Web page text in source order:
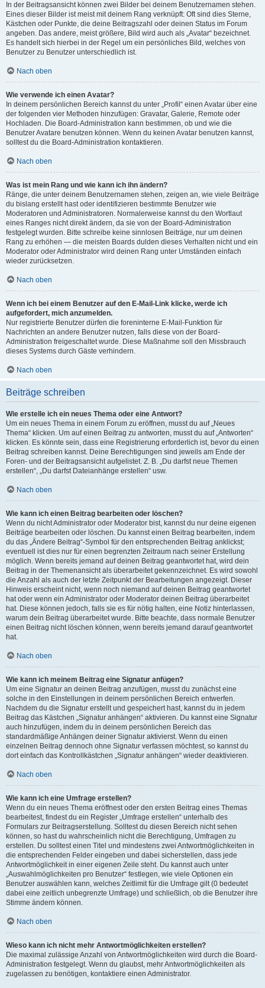
In der Beitragsansicht können zwei Bilder bei deinem Benutzernamen stehen.
Eines dieser Bilder ist meist mit deinem Rang verknüpft: Oft sind dies Sterne,
Kästchen oder Punkte, die deine Beitragszahl oder deinen Status im Forum
angeben. Das andere, meist größere, Bild wird auch als „Avatar“ bezeichnet.
Es handelt sich hierbei in der Regel um ein persönliches Bild, welches von
Benutzer zu Benutzer unterschiedlich ist.
Nach oben
Wie verwende ich einen Avatar?
In deinem persönlichen Bereich kannst du unter „Profil“ einen Avatar über eine
der folgenden vier Methoden hinzufügen: Gravatar, Galerie, Remote oder
Hochladen. Die Board-Administration kann bestimmen, ob und wie die
Benutzer Avatare benutzen können. Wenn du keinen Avatar benutzen kannst,
solltest du die Board-Administration kontaktieren.
Nach oben
Was ist mein Rang und wie kann ich ihn ändern?
Ränge, die unter deinem Benutzernamen stehen, zeigen an, wie viele Beiträge
du bislang erstellt hast oder identifizieren bestimmte Benutzer wie
Moderatoren und Administratoren. Normalerweise kannst du den Wortlaut
eines Ranges nicht direkt ändern, da sie von der Board-Administration
festgelegt wurden. Bitte schreibe keine sinnlosen Beiträge, nur um deinen
Rang zu erhöhen — die meisten Boards dulden dieses Verhalten nicht und ein
Moderator oder Administrator wird deinen Rang unter Umständen einfach
wieder zurücksetzen.
Nach oben
Wenn ich bei einem Benutzer auf den E-Mail-Link klicke, werde ich
aufgefordert, mich anzumelden.
Nur registrierte Benutzer dürfen die foreninterne E-Mail-Funktion für
Nachrichten an andere Benutzer nutzen, falls diese von der Board-
Administration freigeschaltet wurde. Diese Maßnahme soll den Missbrauch
dieses Systems durch Gäste verhindern.
Nach oben
Beiträge schreiben
Wie erstelle ich ein neues Thema oder eine Antwort?
Um ein neues Thema in einem Forum zu eröffnen, musst du auf „Neues
Thema“ klicken. Um auf einen Beitrag zu antworten, musst du auf „Antworten“
klicken. Es könnte sein, dass eine Registrierung erforderlich ist, bevor du einen
Beitrag schreiben kannst. Deine Berechtigungen sind jeweils am Ende der
Foren- und der Beitragsansicht aufgelistet. Z. B. „Du darfst neue Themen
erstellen“, „Du darfst Dateianhänge erstellen“ usw.
Nach oben
Wie kann ich einen Beitrag bearbeiten oder löschen?
Wenn du nicht Administrator oder Moderator bist, kannst du nur deine eigenen
Beiträge bearbeiten oder löschen. Du kannst einen Beitrag bearbeiten, indem
du das „Ändere Beitrag“-Symbol für den entsprechenden Beitrag anklickst;
eventuell ist dies nur für einen begrenzten Zeitraum nach seiner Erstellung
möglich. Wenn bereits jemand auf deinen Beitrag geantwortet hat, wird dein
Beitrag in der Themenansicht als überarbeitet gekennzeichnet. Es wird sowohl
die Anzahl als auch der letzte Zeitpunkt der Bearbeitungen angezeigt. Dieser
Hinweis erscheint nicht, wenn noch niemand auf deinen Beitrag geantwortet
hat oder wenn ein Administrator oder Moderator deinen Beitrag überarbeitet
hat. Diese können jedoch, falls sie es für nötig halten, eine Notiz hinterlassen,
warum dein Beitrag überarbeitet wurde. Bitte beachte, dass normale Benutzer
einen Beitrag nicht löschen können, wenn bereits jemand darauf geantwortet
hat.
Nach oben
Wie kann ich meinem Beitrag eine Signatur anfügen?
Um eine Signatur an deinen Beitrag anzufügen, musst du zunächst eine
solche in den Einstellungen in deinem persönlichen Bereich entwerfen.
Nachdem du die Signatur erstellt und gespeichert hast, kannst du in jedem
Beitrag das Kästchen „Signatur anhängen“ aktivieren. Du kannst eine Signatur
auch hinzufügen, indem du in deinem persönlichen Bereich das
standardmäßige Anhängen deiner Signatur aktivierst. Wenn du einen
einzelnen Beitrag dennoch ohne Signatur verfassen möchtest, so kannst du
dort einfach das Kontrollkästchen „Signatur anhängen“ wieder deaktivieren.
Nach oben
Wie kann ich eine Umfrage erstellen?
Wenn du ein neues Thema eröffnest oder den ersten Beitrag eines Themas
bearbeitest, findest du ein Register „Umfrage erstellen“ unterhalb des
Formulars zur Beitragserstellung. Solltest du diesen Bereich nicht sehen
können, so hast du wahrscheinlich nicht die Berechtigung, Umfragen zu
erstellen. Du solltest einen Titel und mindestens zwei Antwortmöglichkeiten in
die entsprechenden Felder eingeben und dabei sicherstellen, dass jede
Antwortmöglichkeit in einer eigenen Zeile steht. Du kannst auch unter
„Auswahlmöglichkeiten pro Benutzer“ festlegen, wie viele Optionen ein
Benutzer auswählen kann, welches Zeitlimit für die Umfrage gilt (0 bedeutet
dabei eine zeitlich unbegrenzte Umfrage) und schließlich, ob die Benutzer ihre
Stimme ändern können.
Nach oben
Wieso kann ich nicht mehr Antwortmöglichkeiten erstellen?
Die maximal zulässige Anzahl von Antwortmöglichkeiten wird durch die Board-
Administration festgelegt. Wenn du glaubst, mehr Antwortmöglichkeiten als
zugelassen zu benötigen, kontaktiere einen Administrator.